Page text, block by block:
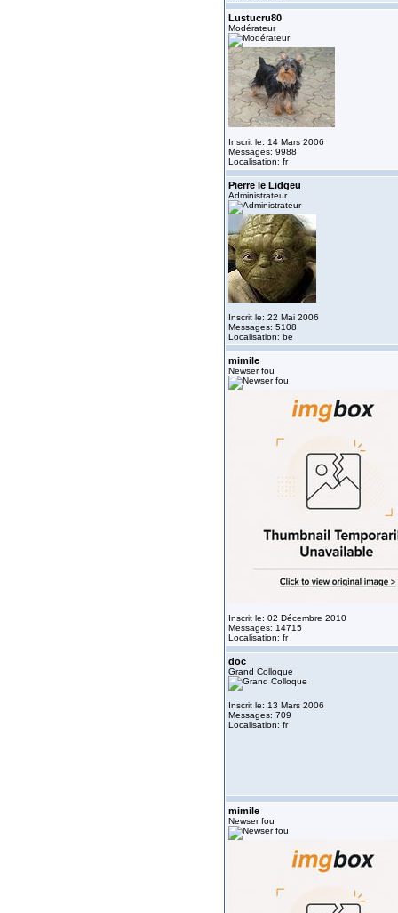
Lustucru80
Modérateur
Inscrit le: 14 Mars 2006
Messages: 9988
Localisation: fr
Pierre le Lidgeu
Administrateur
Inscrit le: 22 Mai 2006
Messages: 5108
Localisation: be
mimile
Newser fou
Inscrit le: 02 Décembre 2010
Messages: 14715
Localisation: fr
doc
Grand Colloque
Inscrit le: 13 Mars 2006
Messages: 709
Localisation: fr
mimile
Newser fou